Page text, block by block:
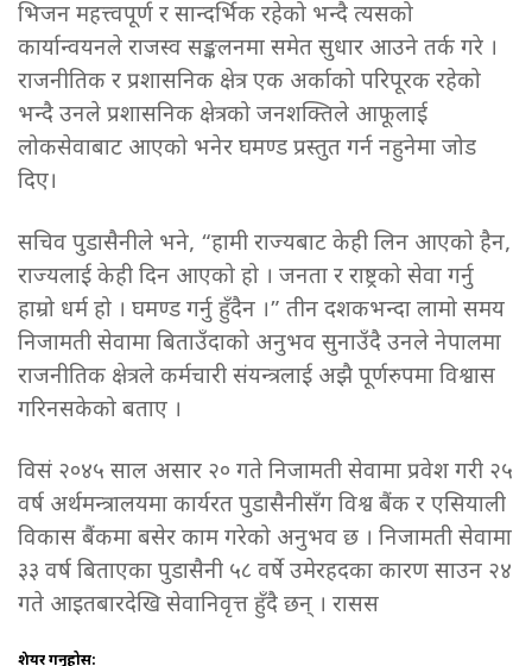
भिजन महत्त्वपूर्ण र सान्दर्भिक रहेको भन्दै त्यसको
कार्यान्वयनले राजस्व सङ्कलनमा समेत सुधार आउने तर्क गरे ।
राजनीतिक र प्रशासनिक क्षेत्र एक अर्काको परिपूरक रहेको
भन्दै उनले प्रशासनिक क्षेत्रको जनशक्तिले आफूलाई
लोकसेवाबाट आएको भनेर घमण्ड प्रस्तुत गर्न नहुनेमा जोड
दिए।
सचिव पुडासैनीले भने, “हामी राज्यबाट केही लिन आएको हैन,
राज्यलाई केही दिन आएको हो । जनता र राष्ट्रको सेवा गर्नु
हाम्रो धर्म हो । घमण्ड गर्नु हुँदैन ।” तीन दशकभन्दा लामो समय
निजामती सेवामा बिताउँदाको अनुभव सुनाउँदै उनले नेपालमा
राजनीतिक क्षेत्रले कर्मचारी संयन्त्रलाई अझै पूर्णरुपमा विश्वास
गरिनसकेको बताए ।
विसं २०४५ साल असार २० गते निजामती सेवामा प्रवेश गरी २५
वर्ष अर्थमन्त्रालयमा कार्यरत पुडासैनीसँग विश्व बैंक र एसियाली
विकास बैंकमा बसेर काम गरेको अनुभव छ । निजामती सेवामा
३३ वर्ष बिताएका पुडासैनी ५८ वर्षे उमेरहदका कारण साउन २४
गते आइतबारदेखि सेवानिवृत्त हुँदै छन् । रासस
शेयर गर्नुहोस: